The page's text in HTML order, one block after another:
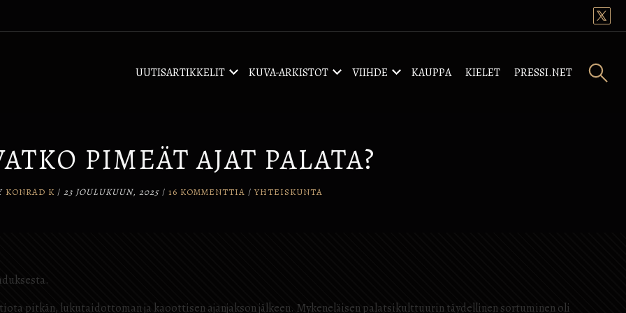
UUTISARTIKKELIT KUVA-ARKISTOT VIIHDE KAUPPA KIELET PRESSI.NET
PIMEÄT AJAT PALATA?
KONRAD K / 23 JOULUKUUN, 2025/ 16 KOMMENTTIA /YHTEISKUNTA
pitkän, lukutaidottoman ja kaoottisen ajanjakson jälkeen. Mykeneläisen palatsikulttuurin täydellinen sortuminen oli